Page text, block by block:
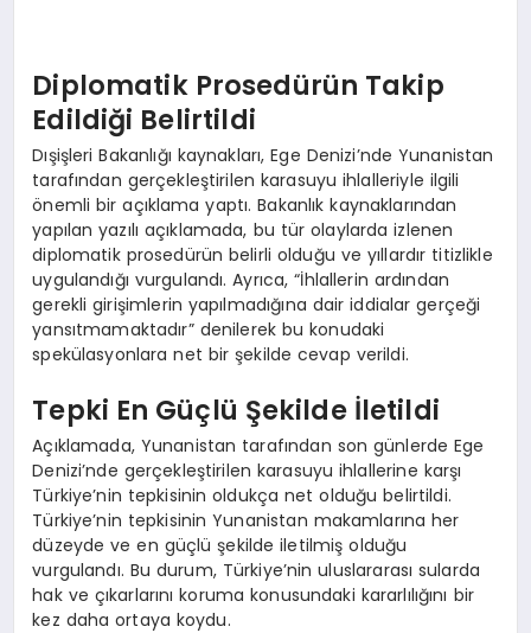
Diplomatik Prosedürün Takip
Edildiği Belirtildi
Dışişleri Bakanlığı kaynakları, Ege Denizi’nde Yunanistan
tarafından gerçekleştirilen karasuyu ihlalleriyle ilgili
önemli bir açıklama yaptı. Bakanlık kaynaklarından
yapılan yazılı açıklamada, bu tür olaylarda izlenen
diplomatik prosedürün belirli olduğu ve yıllardır titizlikle
uygulandığı vurgulandı. Ayrıca, “İhlallerin ardından
gerekli girişimlerin yapılmadığına dair iddialar gerçeği
yansıtmamaktadır” denilerek bu konudaki
spekülasyonlara net bir şekilde cevap verildi.
Tepki En Güçlü Şekilde İletildi
Açıklamada, Yunanistan tarafından son günlerde Ege
Denizi’nde gerçekleştirilen karasuyu ihlallerine karşı
Türkiye’nin tepkisinin oldukça net olduğu belirtildi.
Türkiye’nin tepkisinin Yunanistan makamlarına her
düzeyde ve en güçlü şekilde iletilmiş olduğu
vurgulandı. Bu durum, Türkiye’nin uluslararası sularda
hak ve çıkarlarını koruma konusundaki kararlılığını bir
kez daha ortaya koydu.